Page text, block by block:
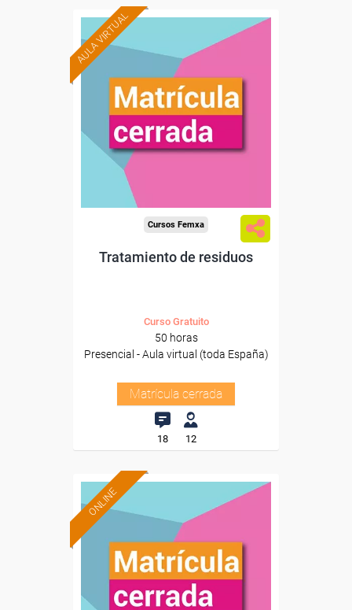
AULA VIRTUAL
Cursos Femxa
Tratamiento de residuos
Curso Gratuito
50 horas
Presencial - Aula virtual (toda España)
Matrícula cerrada
18 12
ONLINE